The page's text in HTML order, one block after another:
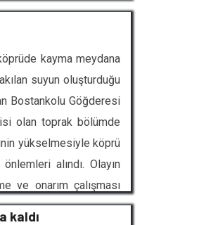
kayma meydana
suyun oluşturduğu
Bostankolu Göğderesi
olan toprak bölümde
yükselmesiyle köprü
alındı. Olayın
ve onarım çalışması
kaldı